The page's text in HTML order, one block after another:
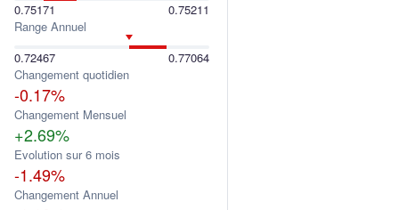
0.75171
0.75211
Range Annuel
0.72467
0.77064
Changement quotidien
-0.17%
Changement Mensuel
+2.69%
Evolution sur 6 mois
-1.49%
Changement Annuel